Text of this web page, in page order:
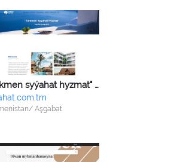
"Türkmen syýahat hyzmat" HJ
Aşgabat